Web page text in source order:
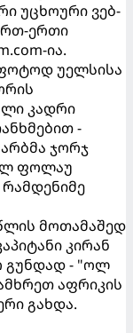
უცხოური ვებ-
ერთი
ია.
უელსისა
კადრი
-
ჯორჯ
ფოლაუ
მოთამაშედ
კირან
გუნდად - "ოლ
აფრიკის
გახდა.